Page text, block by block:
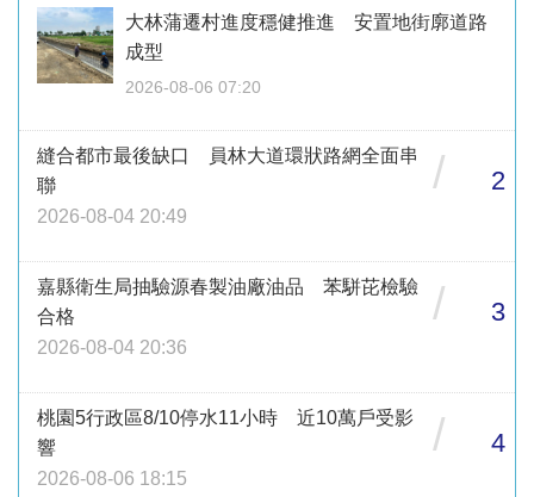
大林蒲遷村進度穩健推進 安置地街廓道路
成型
2026-08-06 07:20
縫合都市最後缺口 員林大道環狀路網全面串
聯
2026-08-04 20:49
/ 2
嘉縣衛生局抽驗源春製油廠油品 苯駢芘檢驗
合格
2026-08-04 20:36
/ 3
桃園5行政區8/10停水11小時 近10萬戶受影
響
2026-08-06 18:15
/ 4